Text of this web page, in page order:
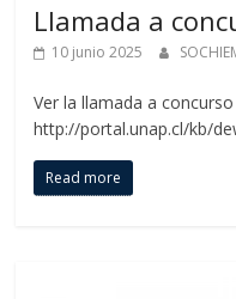
Llamada a
10 junio 2025
Ver la llamada a concurso
http://portal.unap.cl/kb/
Read more